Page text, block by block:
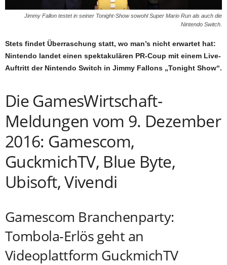
Jimmy Fallon testet in seiner Tonight-Show sowohl Super Mario Run als auch die
Nintendo Switch.
Stets findet Überraschung statt, wo man’s nicht erwartet hat:
Nintendo landet einen spektakulären PR-Coup mit einem Live-
Auftritt der Nintendo Switch in Jimmy Fallons „Tonight Show“.
Die GamesWirtschaft-
Meldungen vom 9. Dezember
2016: Gamescom,
GuckmichTV, Blue Byte,
Ubisoft, Vivendi
Gamescom Branchenparty:
Tombola-Erlös geht an
Videoplattform GuckmichTV